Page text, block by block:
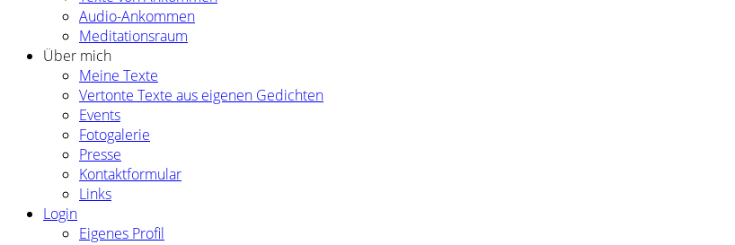
Audio-Ankommen
Meditationsraum
Über mich
Meine Texte
Vertonte Texte aus eigenen Gedichten
Events
Fotogalerie
Presse
Kontaktformular
Links
Login
Eigenes Profil